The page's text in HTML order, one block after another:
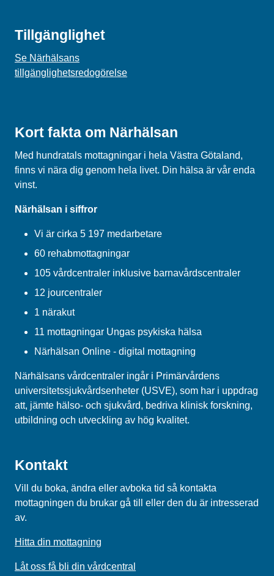
Tillgänglighet
Se Närhälsans
tillgänglighetsredogörelse
Kort fakta om Närhälsan
Med hundratals mottagningar i hela Västra Götaland,
finns vi nära dig genom hela livet. Din hälsa är vår enda
vinst.
Närhälsan i siffror
Vi är cirka 5 197 medarbetare
60 rehabmottagningar
105 vårdcentraler inklusive barnavårdscentraler
12 jourcentraler
1 närakut
11 mottagningar Ungas psykiska hälsa
Närhälsan Online - digital mottagning
Närhälsans vårdcentraler ingår i Primärvårdens
universitetssjukvårdsenheter (USVE), som har i uppdrag
att, jämte hälso- och sjukvård, bedriva klinisk forskning,
utbildning och utveckling av hög kvalitet.
Kontakt
Vill du boka, ändra eller avboka tid så kontakta
mottagningen du brukar gå till eller den du är intresserad
av.
Hitta din mottagning
Låt oss få bli din vårdcentral